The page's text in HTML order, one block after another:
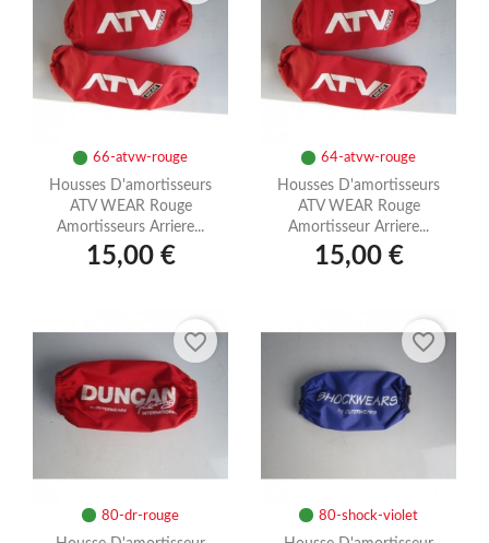
66-atvw-rouge
Housses D'amortisseurs
ATV WEAR Rouge
Amortisseurs Arriere...
15,00 €
64-atvw-rouge
Housses D'amortisseurs
ATV WEAR Rouge
Amortisseur Arriere...
15,00 €
80-dr-rouge
favorite_border
80-shock-violet
favorite_border